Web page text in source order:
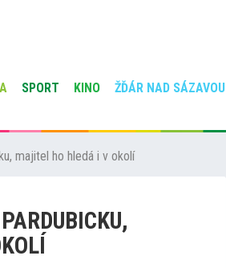
SPORT KINO ŽĎÁR NAD SÁZAVOU
majitel ho hledá i v okolí